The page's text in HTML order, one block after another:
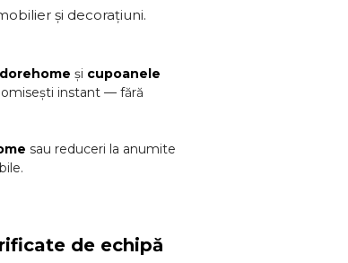
și decorațiuni.
și cupoanele
instant — fără
sau reduceri la anumite
de echipă